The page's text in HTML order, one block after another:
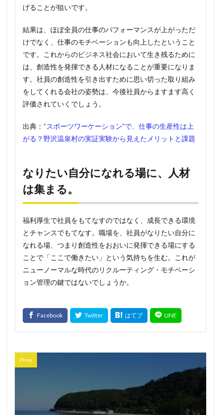
げることが狙いです。
結果は、ほぼ全員の仕事のパフォーマンスが上がっただ
けでなく、仕事のモチベーションも向上したということ
です。これからのビジネス社会において生き残るために
は、創造性を発揮できる人材になることが重要になりま
す。社員の創造性を引き出すために思い切った取り組み
をしてくれる会社の姿勢は、今後社員からますます高く
評価されていくでしょう。
出典： “スポーツワーケーション”で、仕事の生産性は上
がる？野沢温泉村の実証実験から見えたメリットと課題
なりたい自分になれる場に、人材
は集まる。
福利厚生で社員をもてなすのではなく、成長できる環境
とチャンスでもてなす。職場を、社員がなりたい自分に
なれる場、つまり創造性をおおいに発揮できる場にする
ことで「ここで働きたい」という気持ちを生む。これが
ニューノーマルな時代のリクルーティング・モチベーシ
ョン管理の鍵ではないでしょうか。
Prev